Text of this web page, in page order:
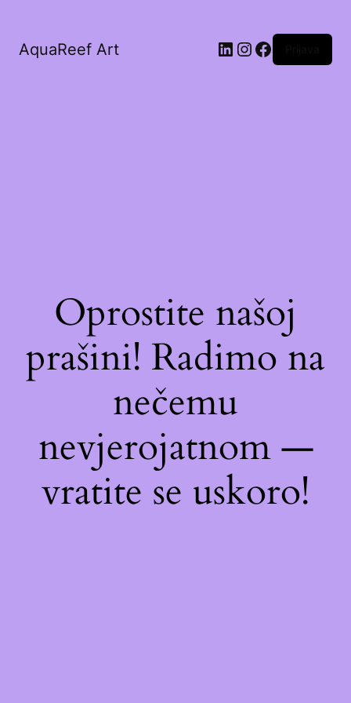
AquaReef Art
Oprostite našoj
prašini! Radimo na
nečemu
nevjerojatnom —
vratite se uskoro!